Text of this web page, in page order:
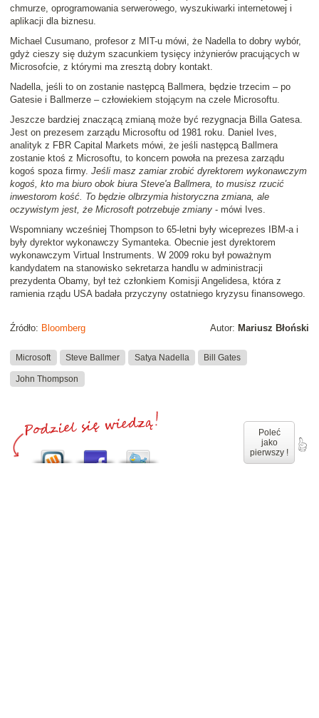
chmurze, oprogramowania serwerowego, wyszukiwarki internetowej i
aplikacji dla biznesu.
Michael Cusumano, profesor z MIT-u mówi, że Nadella to dobry wybór,
gdyż cieszy się dużym szacunkiem tysięcy inżynierów pracujących w
Microsofcie, z którymi ma zresztą dobry kontakt.
Nadella, jeśli to on zostanie następcą Ballmera, będzie trzecim – po
Gatesie i Ballmerze – człowiekiem stojącym na czele Microsoftu.
Jeszcze bardziej znaczącą zmianą może być rezygnacja Billa Gatesa.
Jest on prezesem zarządu Microsoftu od 1981 roku. Daniel Ives,
analityk z FBR Capital Markets mówi, że jeśli następcą Ballmera
zostanie ktoś z Microsoftu, to koncern powoła na prezesa zarządu
kogoś spoza firmy. Jeśli masz zamiar zrobić dyrektorem wykonawczym
kogoś, kto ma biuro obok biura Steve'a Ballmera, to musisz rzucić
inwestorom kość. To będzie olbrzymia historyczna zmiana, ale
oczywistym jest, że Microsoft potrzebuje zmiany - mówi Ives.
Wspomniany wcześniej Thompson to 65-letni były wiceprezes IBM-a i
były dyrektor wykonawczy Symanteka. Obecnie jest dyrektorem
wykonawczym Virtual Instruments. W 2009 roku był poważnym
kandydatem na stanowisko sekretarza handlu w administracji
prezydenta Obamy, był też członkiem Komisji Angelidesa, która z
ramienia rządu USA badała przyczyny ostatniego kryzysu finansowego.
Autor: Mariusz Błoński
Źródło: Bloomberg
Microsoft Steve Ballmer Satya Nadella Bill Gates
John Thompson
Poleć
jako
pierwszy !